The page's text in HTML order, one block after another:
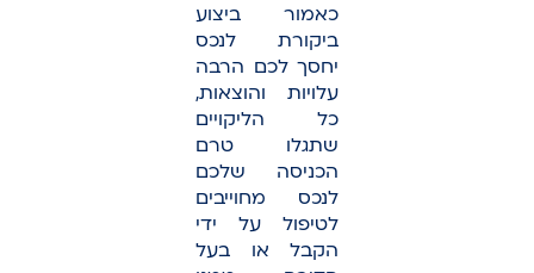
כאמור ביצוע
ביקורת לנכס
יחסך לכם הרבה
עלויות והוצאות,
כל הליקויים
שתגלו טרם
הכניסה שלכם
לנכס מחוייבים
לטיפול על ידי
הקבל או בעל